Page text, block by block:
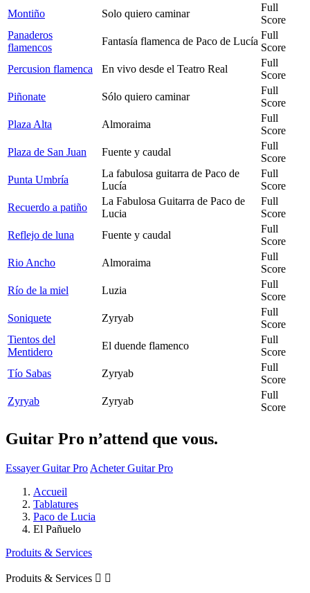
Montiño
Solo quiero caminar
Full
Score
Panaderos
flamencos
Fantasía flamenca de Paco de Lucía
Full
Score
Percusion flamenca
En vivo desde el Teatro Real
Full
Score
Piñonate
Sólo quiero caminar
Full
Score
Plaza Alta
Almoraima
Full
Score
Plaza de San Juan
Fuente y caudal
Full
Score
Punta Umbría
La fabulosa guitarra de Paco de
Lucía
Full
Score
Recuerdo a patiño
La Fabulosa Guitarra de Paco de
Lucia
Full
Score
Reflejo de luna
Fuente y caudal
Full
Score
Rio Ancho
Almoraima
Full
Score
Río de la miel
Luzia
Full
Score
Soniquete
Zyryab
Full
Score
Tientos del
Mentidero
El duende flamenco
Full
Score
Tío Sabas
Zyryab
Full
Score
Zyryab
Zyryab
Full
Score
Guitar Pro n’attend que vous.
Essayer Guitar Pro Acheter Guitar Pro
Accueil
Tablatures
Paco de Lucia
El Pañuelo
Produits & Services
Produits & Services  